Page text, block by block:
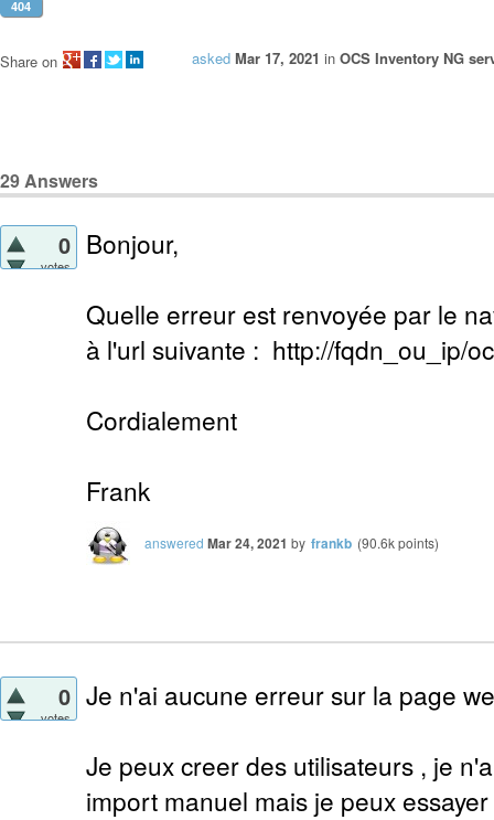
404
asked Mar 17, 2021 in OCS Inventory NG
Share on
29Answers
0
votes
Bonjour,
Quelle erreur est renvoyée par le
à l'url suivante : http://fqdn_ou_ip/
Cordialement
Frank
answered Mar 24, 2021 by frankb (90.6kpoints)
0
votes
Je n'ai aucune erreur sur la page
Je peux creer des utilisateurs , je
import manuel mais je peux